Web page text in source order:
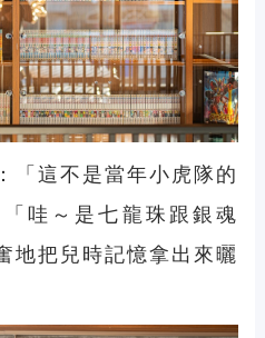
「這不是當年小虎隊的
哇～是七龍珠跟銀魂
地把兒時記憶拿出來曬